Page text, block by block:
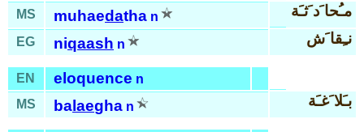
MS muhaedatha n مـُحا َد َثـَة
EG niqaash n نـِقا َش
EN eloquence n
MS
ba laegha n بـَلا َغـَة